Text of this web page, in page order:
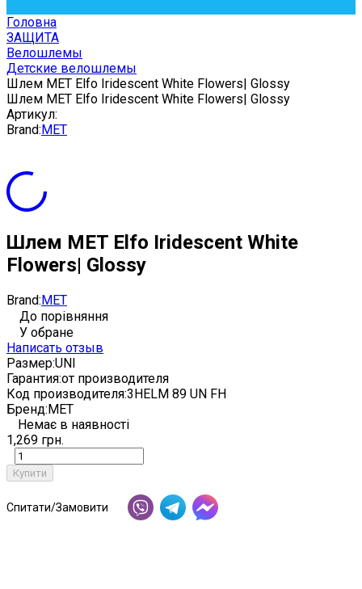
Головна
ЗАЩИТА
Велошлемы
Детские велошлемы
Шлем MET Elfo Iridescent White Flowers| Glossy
Шлем MET Elfo Iridescent White Flowers| Glossy
Артикул:
Brand:MET
Шлем MET Elfo Iridescent White
Flowers| Glossy
Brand:MET
До порівняння
У обране
Написать отзыв
Размер:UNI
Гарантия:от производителя
Код производителя:3HELM 89 UN FH
Бренд:MET
Немає в наявності
1,269 грн.
Купити
Спитати/Замовити